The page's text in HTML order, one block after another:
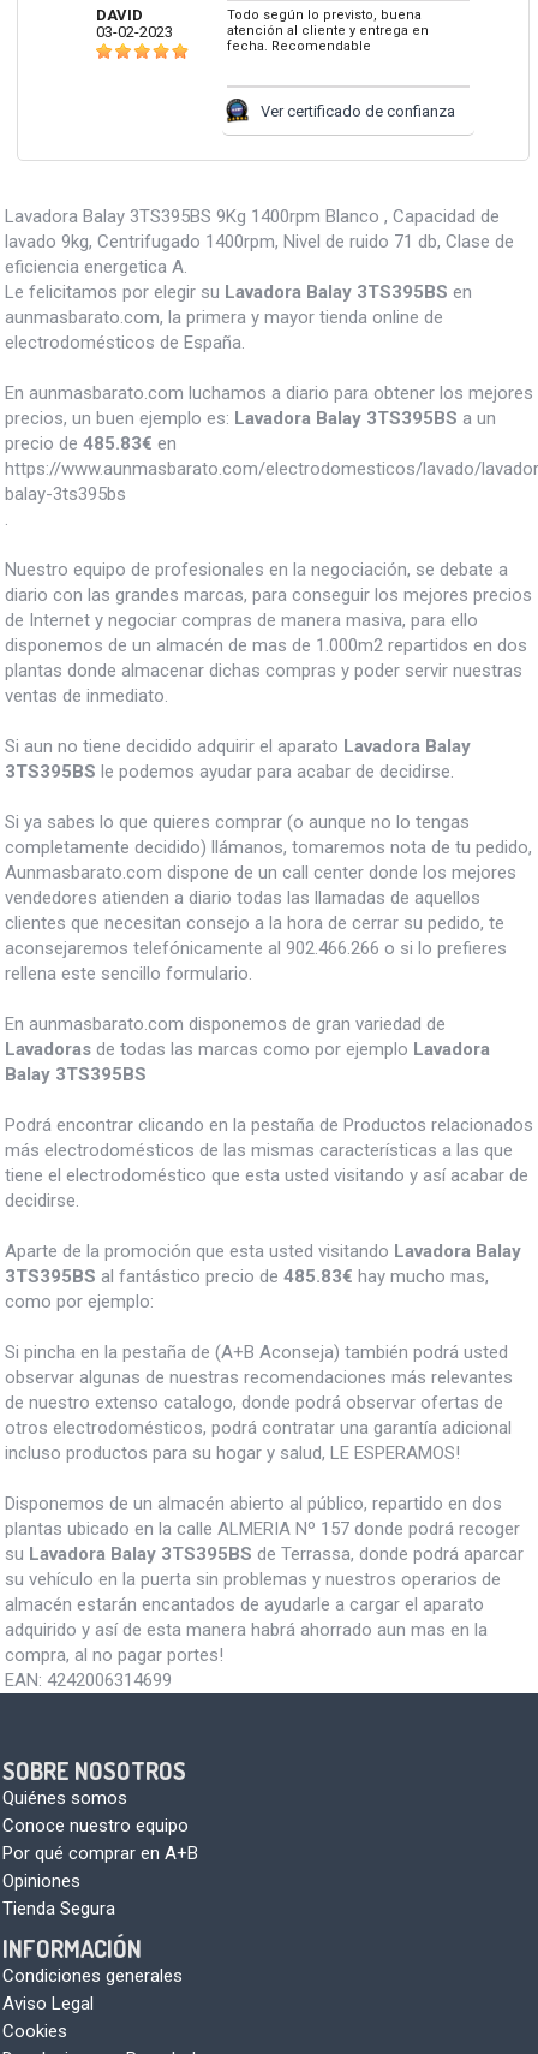
DAVID
03-02-2023
Todo según lo previsto, buena
atención al cliente y entrega en
fecha. Recomendable
Ver certificado de confianza
Lavadora Balay 3TS395BS 9Kg 1400rpm Blanco , Capacidad de
lavado 9kg, Centrifugado 1400rpm, Nivel de ruido 71 db, Clase de
eficiencia energetica A.
Le felicitamos por elegir su Lavadora Balay 3TS395BS en
aunmasbarato.com, la primera y mayor tienda online de
electrodomésticos de España.
En aunmasbarato.com luchamos a diario para obtener los mejores
precios, un buen ejemplo es: Lavadora Balay 3TS395BS a un
precio de 485.83€ en
https://www.aunmasbarato.com/electrodomesticos/lavado/
balay-3ts395bs
.
Nuestro equipo de profesionales en la negociación, se debate a
diario con las grandes marcas, para conseguir los mejores precios
de Internet y negociar compras de manera masiva, para ello
disponemos de un almacén de mas de 1.000m2 repartidos en dos
plantas donde almacenar dichas compras y poder servir nuestras
ventas de inmediato.
Si aun no tiene decidido adquirir el aparato Lavadora Balay
3TS395BS le podemos ayudar para acabar de decidirse.
Si ya sabes lo que quieres comprar (o aunque no lo tengas
completamente decidido) llámanos, tomaremos nota de tu pedido,
Aunmasbarato.com dispone de un call center donde los mejores
vendedores atienden a diario todas las llamadas de aquellos
clientes que necesitan consejo a la hora de cerrar su pedido, te
aconsejaremos telefónicamente al 902.466.266 o si lo prefieres
rellena este sencillo formulario.
En aunmasbarato.com disponemos de gran variedad de
Lavadoras de todas las marcas como por ejemplo Lavadora
Balay 3TS395BS
Podrá encontrar clicando en la pestaña de Productos relacionados
más electrodomésticos de las mismas características a las que
tiene el electrodoméstico que esta usted visitando y así acabar de
decidirse.
Aparte de la promoción que esta usted visitando Lavadora Balay
3TS395BS al fantástico precio de 485.83€ hay mucho mas,
como por ejemplo:
Si pincha en la pestaña de (A+B Aconseja) también podrá usted
observar algunas de nuestras recomendaciones más relevantes
de nuestro extenso catalogo, donde podrá observar ofertas de
otros electrodomésticos, podrá contratar una garantía adicional
incluso productos para su hogar y salud, LE ESPERAMOS!
Disponemos de un almacén abierto al público, repartido en dos
plantas ubicado en la calle ALMERIA Nº 157 donde podrá recoger
su Lavadora Balay 3TS395BS de Terrassa, donde podrá aparcar
su vehículo en la puerta sin problemas y nuestros operarios de
almacén estarán encantados de ayudarle a cargar el aparato
adquirido y así de esta manera habrá ahorrado aun mas en la
compra, al no pagar portes!
EAN: 4242006314699
SOBRE NOSOTROS
Quiénes somos
Conoce nuestro equipo
Por qué comprar en A+B
Opiniones
Tienda Segura
INFORMACIÓN
Condiciones generales
Aviso Legal
Cookies